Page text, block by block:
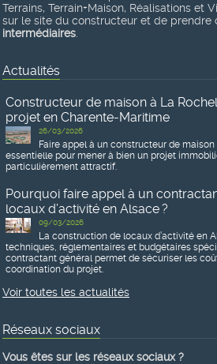
Terrains, Terrain+Maison, Réalisations et
sur le site du constructeur et de prendre
intermédiaires
Actualités
Constructeur de maison à La
projet en Charente-Maritime
26/03/2026
Faire appel à un constructeur de
essentielle pour mener à bien un projet
particulièrement attractif.
Pourquoi faire appel à un
locaux d’activité en Alsace ?
09/03/2026
La construction de locaux d’activité en
techniques, réglementaires et budgétaires
contractant général permet de sécuriser les
coordination du projet.
Voir toutes les actualités
Réseaux sociaux
Vous êtes sur les réseaux sociaux ?